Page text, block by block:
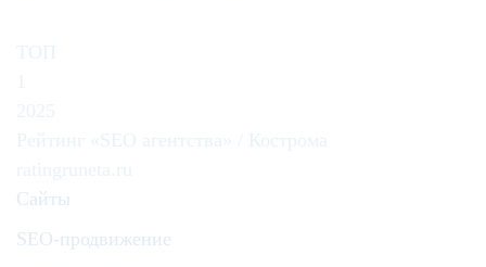
Сайты
SEO-продвижение